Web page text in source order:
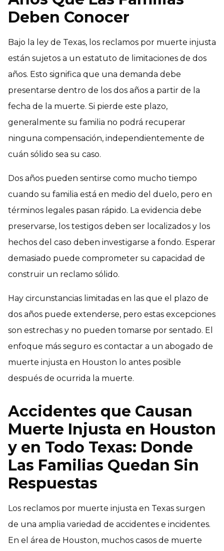
Deben Conocer
Bajo la ley de Texas, los reclamos por muerte injusta
están sujetos a un estatuto de limitaciones de dos
años. Esto significa que una demanda debe
presentarse dentro de los dos años a partir de la
fecha de la muerte. Si pierde este plazo,
generalmente su familia no podrá recuperar
ninguna compensación, independientemente de
cuán sólido sea su caso.
Dos años pueden sentirse como mucho tiempo
cuando su familia está en medio del duelo, pero en
términos legales pasan rápido. La evidencia debe
preservarse, los testigos deben ser localizados y los
hechos del caso deben investigarse a fondo. Esperar
demasiado puede comprometer su capacidad de
construir un reclamo sólido.
Hay circunstancias limitadas en las que el plazo de
dos años puede extenderse, pero estas excepciones
son estrechas y no pueden tomarse por sentado. El
enfoque más seguro es contactar a un abogado de
muerte injusta en Houston lo antes posible
después de ocurrida la muerte.
Accidentes que Causan
Muerte Injusta en Houston
y en Todo Texas: Donde
Las Familias Quedan Sin
Respuestas
Los reclamos por muerte injusta en Texas surgen
de una amplia variedad de accidentes e incidentes.
En el área de Houston, muchos casos de muerte